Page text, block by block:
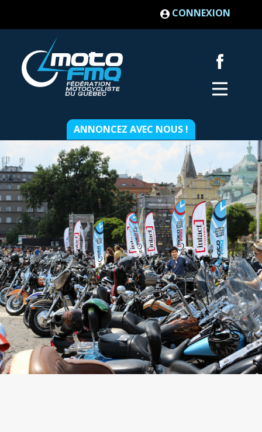
CONNEXION
ANNONCEZ AVEC NOUS !